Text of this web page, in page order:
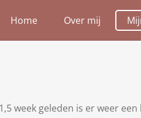
Home Over mij
week geleden is er weer